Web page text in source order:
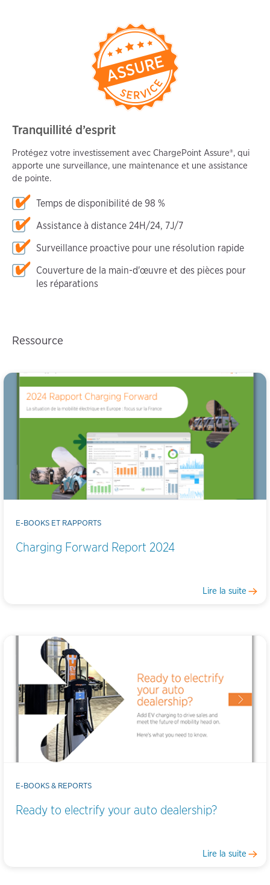
Tranquillité d’esprit
Protégez votre investissement avec ChargePoint Assure®, qui
apporte une surveillance, une maintenance et une assistance
de pointe.
Temps de disponibilité de 98 %
Assistance à distance 24H/24, 7J/7
Surveillance proactive pour une résolution rapide
Couverture de la main-d'œuvre et des pièces pour
les réparations
Ressource
E-BOOKS ET RAPPORTS
Charging Forward Report 2024
Lire la suite
E-BOOKS & REPORTS
Ready to electrify your auto dealership?
Lire la suite